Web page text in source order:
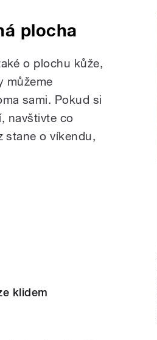
plocha
o plochu kůže,
můžeme
sami. Pokud si
navštivte co
stane o víkendu,
klidem